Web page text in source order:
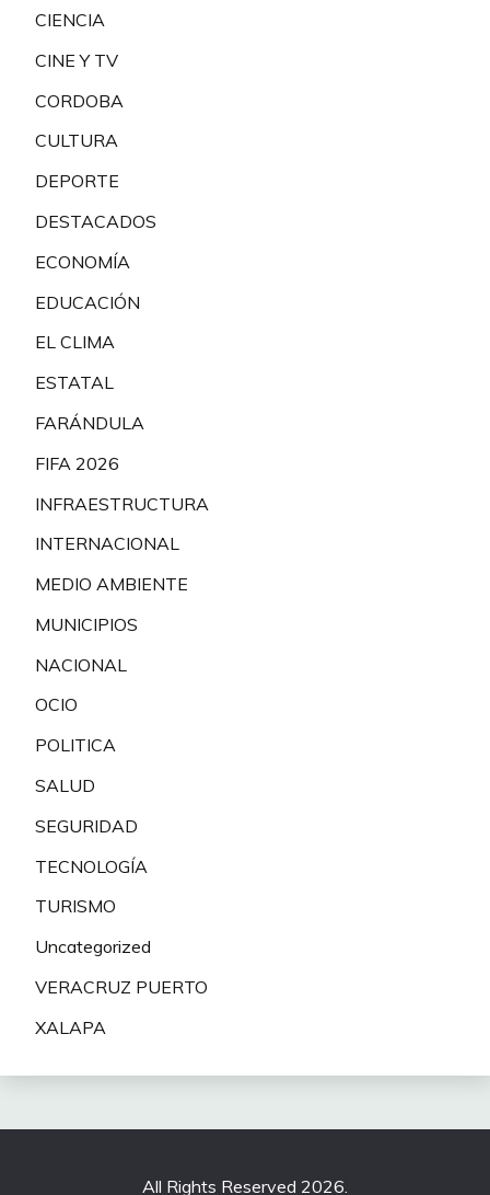
CIENCIA
CINE Y TV
CORDOBA
CULTURA
DEPORTE
DESTACADOS
ECONOMÍA
EDUCACIÓN
EL CLIMA
ESTATAL
FARÁNDULA
FIFA 2026
INFRAESTRUCTURA
INTERNACIONAL
MEDIO AMBIENTE
MUNICIPIOS
NACIONAL
OCIO
POLITICA
SALUD
SEGURIDAD
TECNOLOGÍA
TURISMO
Uncategorized
VERACRUZ PUERTO
XALAPA
All Rights Reserved 2026.